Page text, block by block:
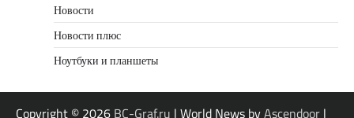
Новости
Новости плюс
Ноутбуки и планшеты
Copyright © 2026 BC-Graf.ru | World News byAscendoor |